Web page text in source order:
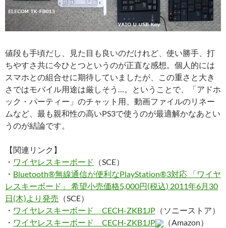
値段も手頃だし、見た目も良いのだけれど、使い勝手、打
ちやすさ共に今ひとつというのが正直な感想。個人的には
スマホとの組合せに期待していましたが、この重さと大き
さではモバイル用途は厳しそう…。ということで、「アドホ
ック・パーティー」のチャット用、動画ファイルのリネー
ムなど、最も親和性の高いPS3で使うのが最適解かなあとい
うのが結論です。
【関連リンク】
・ ワイヤレスキーボード
（SCE）
・ Bluetooth®無線通信が便利なPlayStation®3対応 「ワイヤ
レスキーボード」 希望小売価格5,000円(税込) 2011年6月30
日(木)より発売 （SCE）
・ ワイヤレスキーボード CECH-ZKB1JP （ソニーストア）
・ ワイヤレスキーボード CECH-ZKB1JP （Amazon）